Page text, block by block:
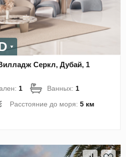
Серкл, Дубай, 1
1 Ванных:1
Расстояние до моря:5 км